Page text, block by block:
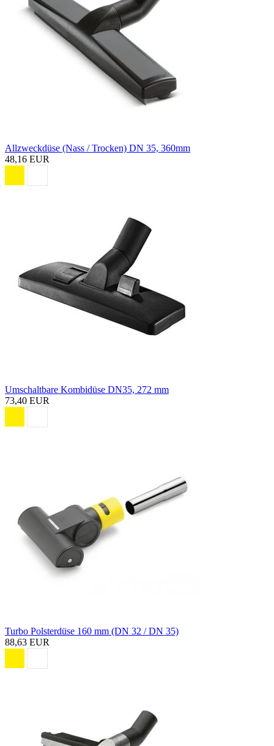
Allzweckdüse (Nass / Trocken) DN 35, 360mm
48,16 EUR
Umschaltbare Kombidüse DN35, 272 mm
73,40 EUR
Turbo Polsterdüse 160 mm (DN 32 / DN 35)
88,63 EUR